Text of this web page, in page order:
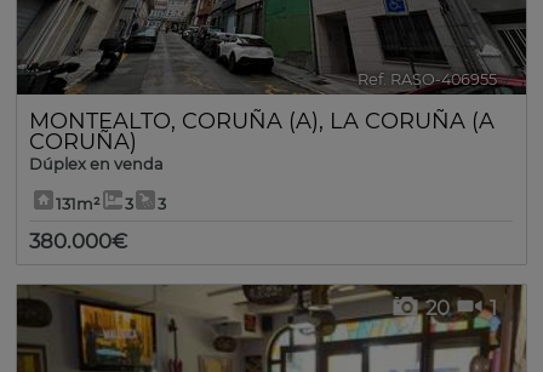
Ref. RASO-406955 🔗
MONTEALTO, CORUÑA (A), LA CORUÑA (A
CORUÑA)
Dúplex en venda
131m² 3 3
380.000€
20 1